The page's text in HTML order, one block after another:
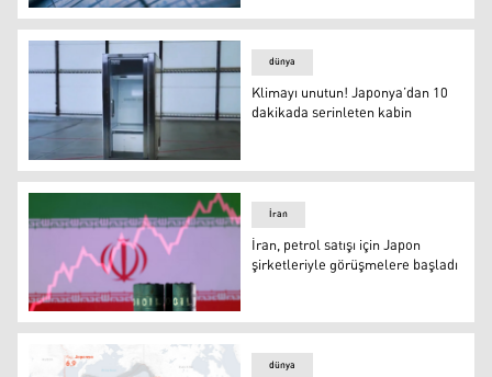
Japonya'da 7,1 büyüklüğünde deprem
Klimayı unutun! Japonya’dan 10 dakikada serinleten
dünya
Klimayı unutun! Japonya’dan 10
dakikada serinleten kabin
İran, petrol satışı için Japon şirketleriyle görüşmelere
İran
İran, petrol satışı için Japon
şirketleriyle görüşmelere başladı
dünya